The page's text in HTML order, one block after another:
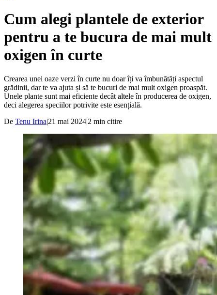
Cum alegi plantele de exterior
pentru a te bucura de mai mult
oxigen în curte
Crearea unei oaze verzi în curte nu doar îți va îmbunătăți aspectul
grădinii, dar te va ajuta și să te bucuri de mai mult oxigen proaspăt.
Unele plante sunt mai eficiente decât altele în producerea de oxigen,
deci alegerea speciilor potrivite este esențială.
De Tenu Irina|21 mai 2024|2 min citire